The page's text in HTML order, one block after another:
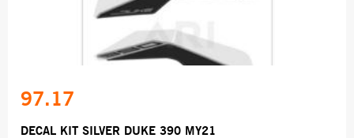
97.17
DECAL KIT SILVER DUKE 390 MY21